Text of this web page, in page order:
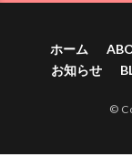
ホーム
お知らせ
©